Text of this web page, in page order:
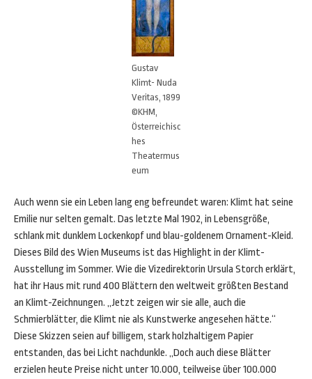
Gustav
Klimt- Nuda
Veritas, 1899
©KHM,
Österreichisc
hes
Theatermus
eum
Auch wenn sie ein Leben lang eng befreundet waren: Klimt hat seine
Emilie nur selten gemalt. Das letzte Mal 1902, in Lebensgröße,
schlank mit dunklem Lockenkopf und blau-goldenem Ornament-Kleid.
Dieses Bild des Wien Museums ist das Highlight in der Klimt-
Ausstellung im Sommer. Wie die Vizedirektorin Ursula Storch erklärt,
hat ihr Haus mit rund 400 Blättern den weltweit größten Bestand
an Klimt-Zeichnungen. „Jetzt zeigen wir sie alle, auch die
Schmierblätter, die Klimt nie als Kunstwerke angesehen hätte.“
Diese Skizzen seien auf billigem, stark holzhaltigem Papier
entstanden, das bei Licht nachdunkle. „Doch auch diese Blätter
erzielen heute Preise nicht unter 10.000, teilweise über 100.000